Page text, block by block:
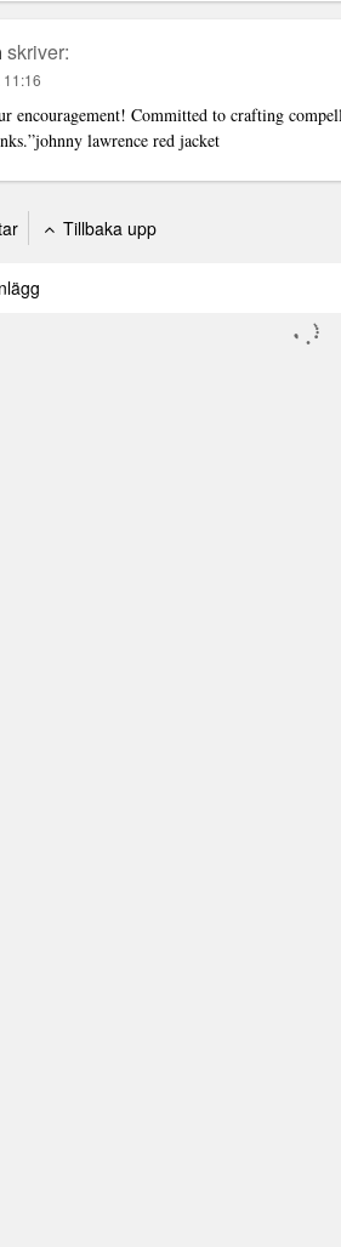
skriver:
encouragement! Committed to crafting
johnny lawrence red jacket
Tillbaka upp